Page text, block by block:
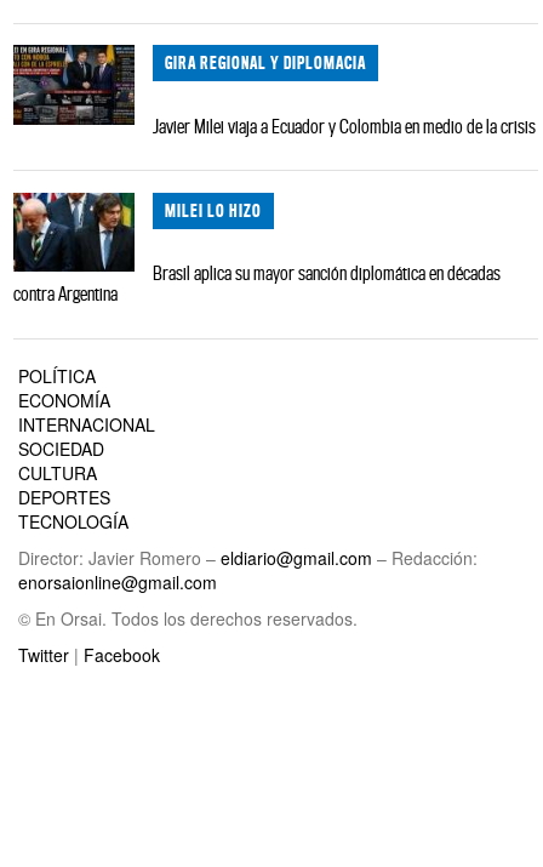
GIRA REGIONAL Y DIPLOMACIA
Javier Milei viaja a Ecuador y Colombia en medio de la crisis
MILEI LO HIZO
Brasil aplica su mayor sanción diplomática en décadas
contra Argentina
POLÍTICA
ECONOMÍA
INTERNACIONAL
SOCIEDAD
CULTURA
DEPORTES
TECNOLOGÍA
Director: Javier Romero – eldiario@gmail.com – Redacción:
enorsaionline@gmail.com
© En Orsai. Todos los derechos reservados.
Twitter | Facebook